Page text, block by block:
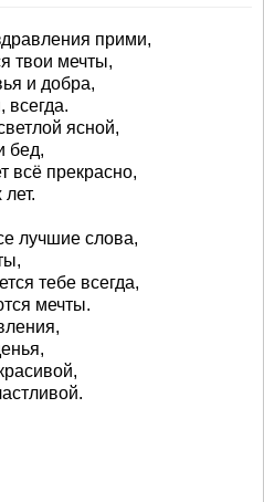
прими,
твои мечты,
и добра,
всегда.
ясной,
бед,
всё прекрасно,
лучшие слова,
тебе всегда,
мечты.